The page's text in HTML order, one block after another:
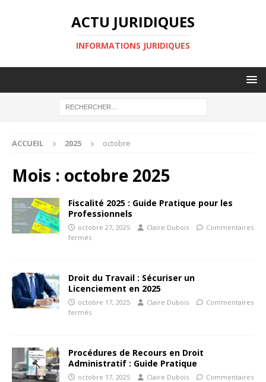
ACTU JURIDIQUES
INFORMATIONS JURIDIQUES
ACCUEIL 2025 octobre
Mois : octobre 2025
Fiscalité 2025 : Guide Pratique pour les
Professionnels
octobre 27, 2025 Claire Dubois
Commentaires
fermés
Droit du Travail : Sécuriser un
Licenciement en 2025
octobre 17, 2025 Claire Dubois
Commentaires
fermés
Procédures de Recours en Droit
Administratif : Guide Pratique
octobre 17, 2025 Claire Dubois
Commentaires